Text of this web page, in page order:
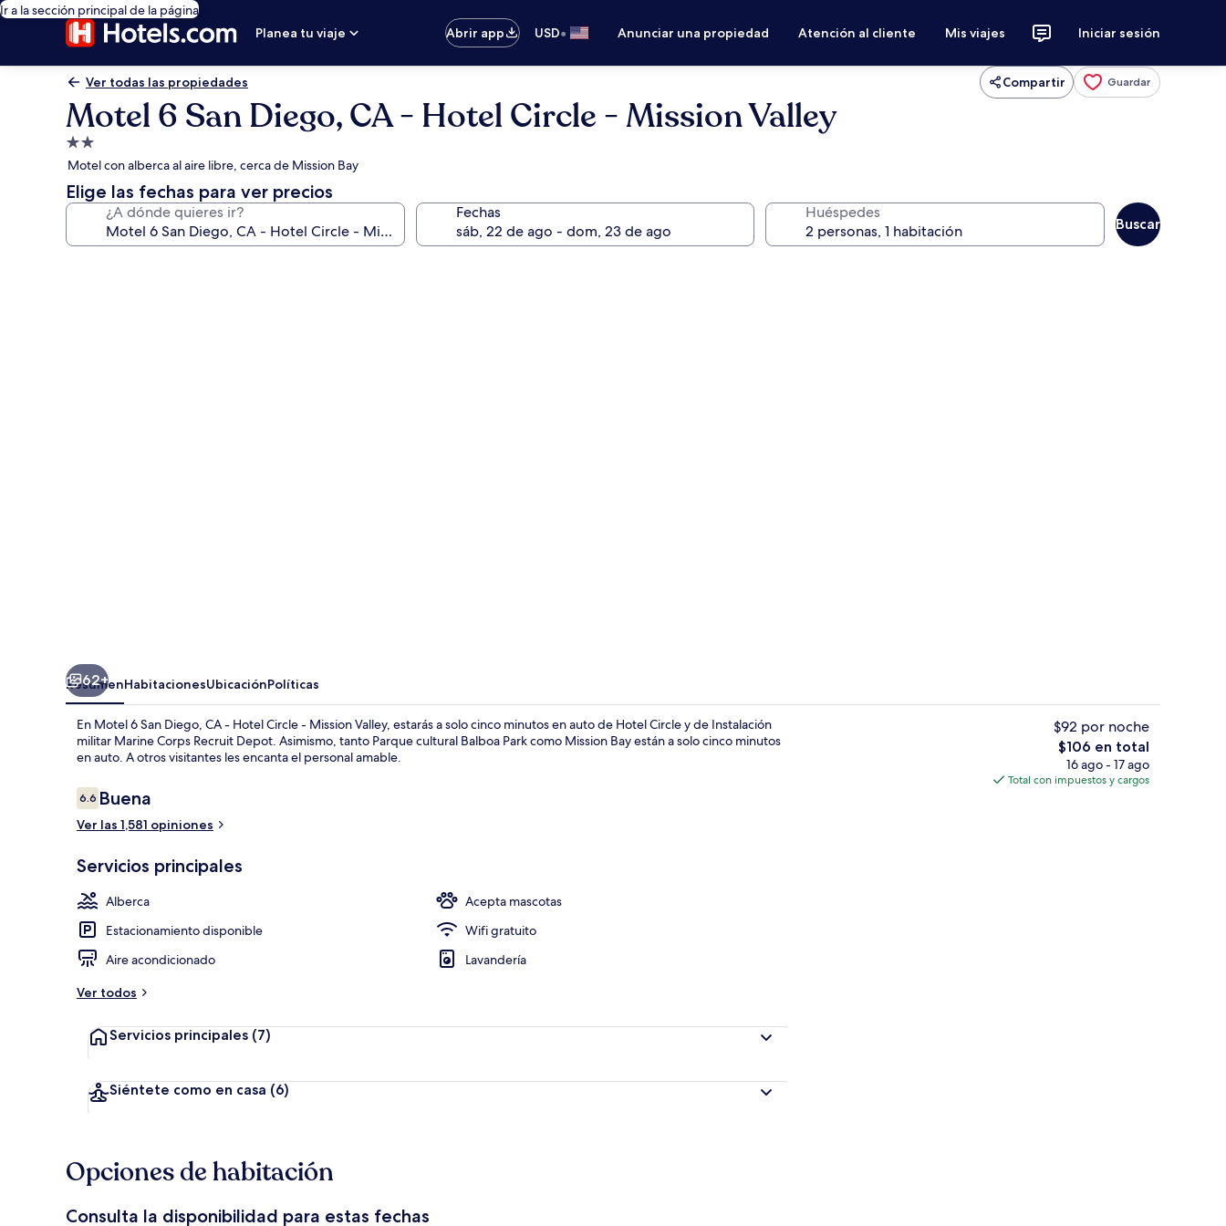
Ir a la sección principal de la página
Planea tu viaje
Abrir app USD• Anunciar una propiedad Atención al cliente Mis viajes Iniciar sesión
Ver todas las propiedades Compartir Guardar
Motel 6 San Diego, CA - Hotel Circle - Mission Valley
Propiedad
de
2.0
estrellas
Motel con alberca al aire libre, cerca de Mission Bay
Elige las fechas para ver precios
¿A dónde quieres ir? Fechas Huéspedes
Buscar
Recepción
62+
ResumenHabitacionesUbicaciónPolíticas
En Motel 6 San Diego, CA - Hotel Circle - Mission Valley, estarás a solo cinco minutos en auto de Hotel Circle y de Instalación
militar Marine Corps Recruit Depot. Asimismo, tanto Parque cultural Balboa Park como Mission Bay están a solo cinco minutos
en auto. A otros visitantes les encanta el personal amable.
Opiniones
6.66.6 de 10,
Buena
Ver las 1,581 opiniones
Servicios principales
Alberca
Acepta mascotas
Estacionamiento disponible
Wifi gratuito
Aire acondicionado
Lavandería
Ver todos
Servicios principales (7)
Siéntete como en casa (6)
$92 por noche
El
precio
total
$106 en total
16 ago - 17 ago
Total con impuestos y cargos
Opciones de habitación
Consulta la disponibilidad para estas fechas